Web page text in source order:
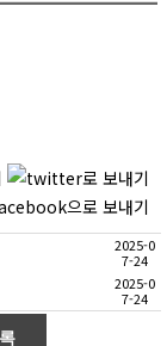
2025-0
7-24
2025-0
7-24